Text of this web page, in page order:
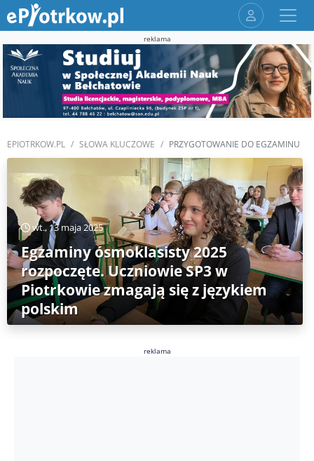
reklama
EPIOTRKOW.PL SŁOWA KLUCZOWE PRZYGOTOWANIE DO EGZAMINU
wt., 13 maja 2025
Egzaminy ósmoklasisty 2025
rozpoczęte. Uczniowie SP3 w
Piotrkowie zmagają się z językiem
polskim
reklama